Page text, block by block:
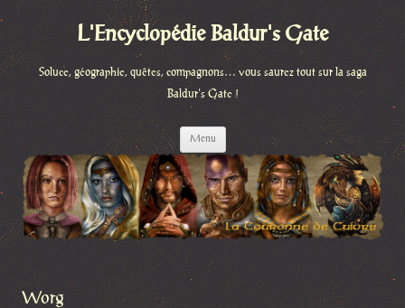
L'Encyclopédie Baldur's Gate
Soluce, géographie, quêtes, compagnons… vous saurez tout sur la saga
Baldur's Gate !
Menu
contenu
Worg